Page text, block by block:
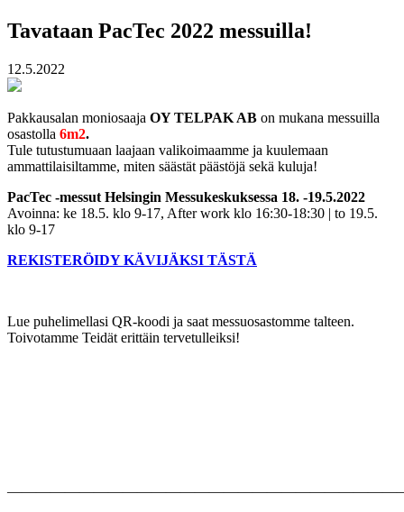
Tavataan PacTec 2022 messuilla!
12.5.2022
Pakkausalan moniosaaja OY TELPAK AB on mukana messuilla
osastolla 6m2.
Tule tutustumuaan laajaan valikoimaamme ja kuulemaan
ammattilaisiltamme, miten säästät päästöjä sekä kuluja!
PacTec -messut Helsingin Messukeskuksessa 18. -19.5.2022
Avoinna: ke 18.5. klo 9-17, After work klo 16:30-18:30 | to 19.5.
klo 9-17
REKISTERÖIDY KÄVIJÄKSI TÄSTÄ
Lue puhelimellasi QR-koodi ja saat messuosastomme talteen.
Toivotamme Teidät erittäin tervetulleiksi!